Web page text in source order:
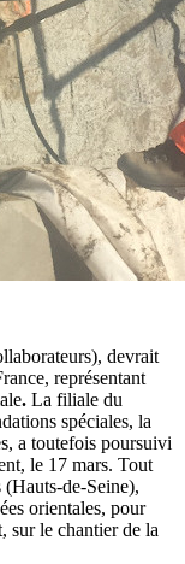
devrait
représentant
. La filiale du
spéciales, la
a toutefois poursuivi
le 17 mars. Tout
de-Seine),
orientales, pour
sur le chantier de la